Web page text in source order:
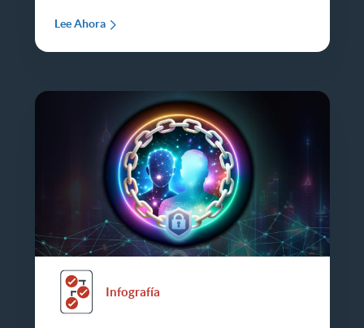
Lee Ahora
Infografía